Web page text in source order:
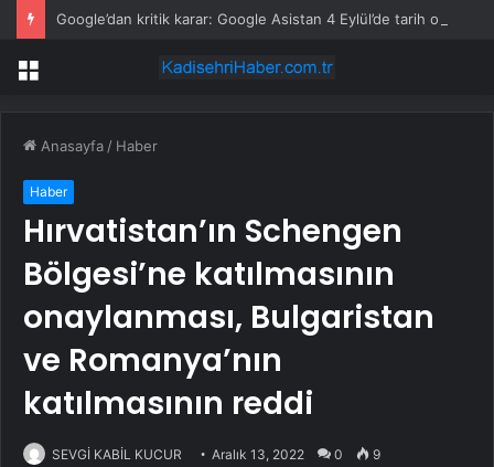
Menü
Anasayfa / Haber
Haber
Hırvatistan’ın Schengen
Bölgesi’ne katılmasının
onaylanması, Bulgaristan
ve Romanya’nın
katılmasının reddi
SEVGİ KABİL KUCUR Aralık 13, 2022 0 9